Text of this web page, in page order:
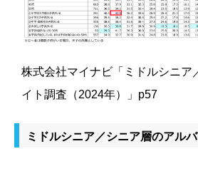
株式会社マイナビ「ミドルシニア
イト調査（2024年）」p57
ミドルシニア／シニア層のアル